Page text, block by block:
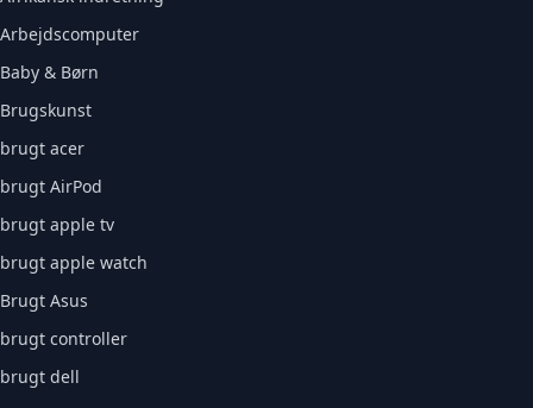
Arbejdscomputer
Baby & Børn
Brugskunst
brugt acer
brugt AirPod
brugt apple tv
brugt apple watch
Brugt Asus
brugt controller
brugt dell